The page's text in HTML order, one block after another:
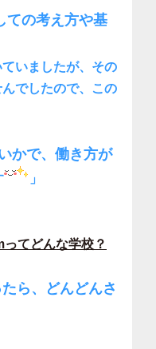
ての考え方や基
いましたが、その
でしたので、この
かで、働き方が
」
てどんな学校？
ら、どんどんさ